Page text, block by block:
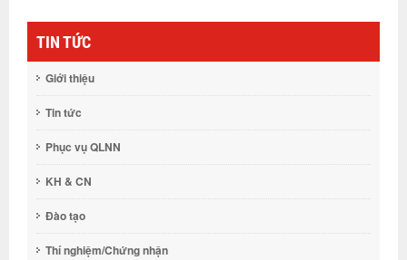
TIN TỨC
Giới thiệu
Tin tức
Phục vụ QLNN
KH & CN
Đào tạo
Thí nghiệm/Chứng nhận